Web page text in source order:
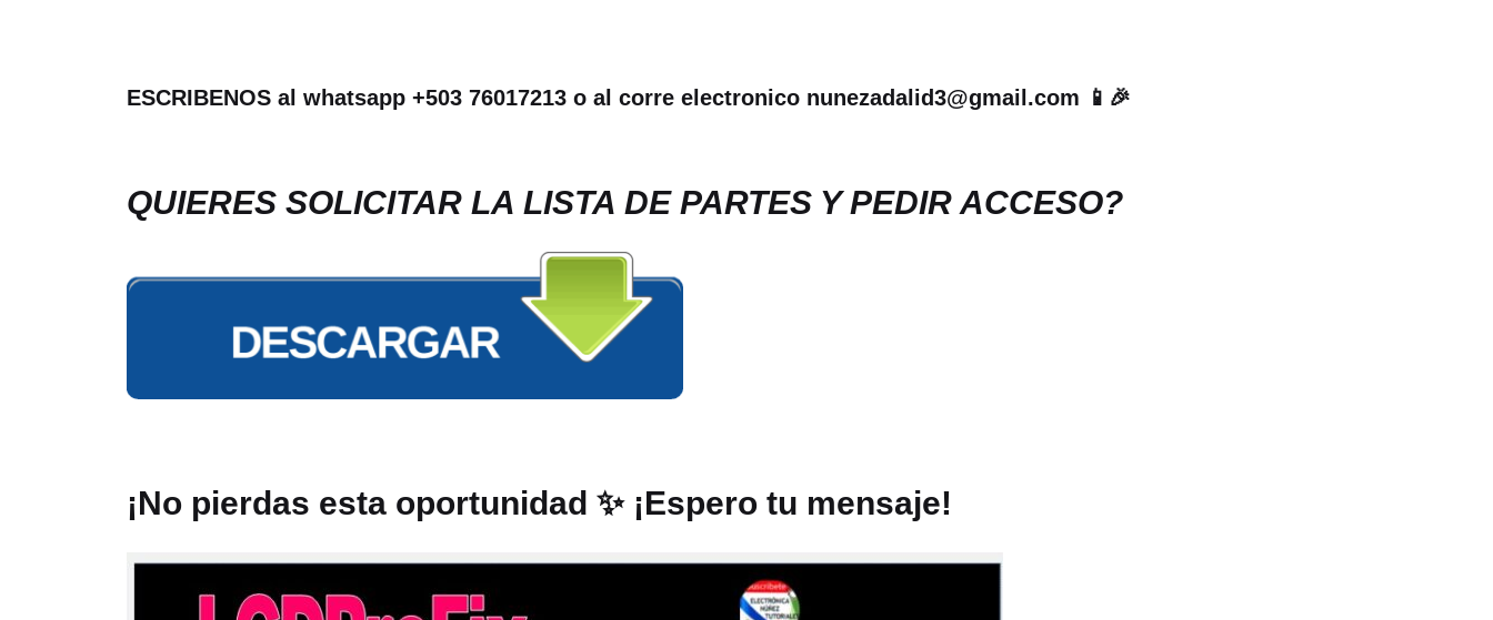
ESCRIBENOS al whatsapp +503 76017213 o al corre electronico nunezadalid3@gmail.com 📱🎉
QUIERES SOLICITAR LA LISTA DE PARTES Y PEDIR ACCESO?
¡No pierdas esta oportunidad ✨ ¡Espero tu mensaje!